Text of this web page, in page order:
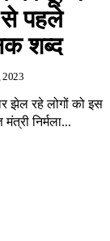
पहले
शब्द
2023
झेल रहे लोगों को इस
निर्मला...